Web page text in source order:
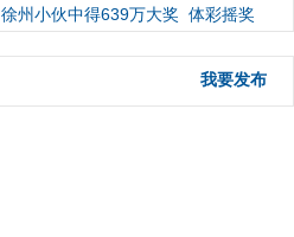
徐州小伙中得639万大奖 体彩摇奖
我要发布